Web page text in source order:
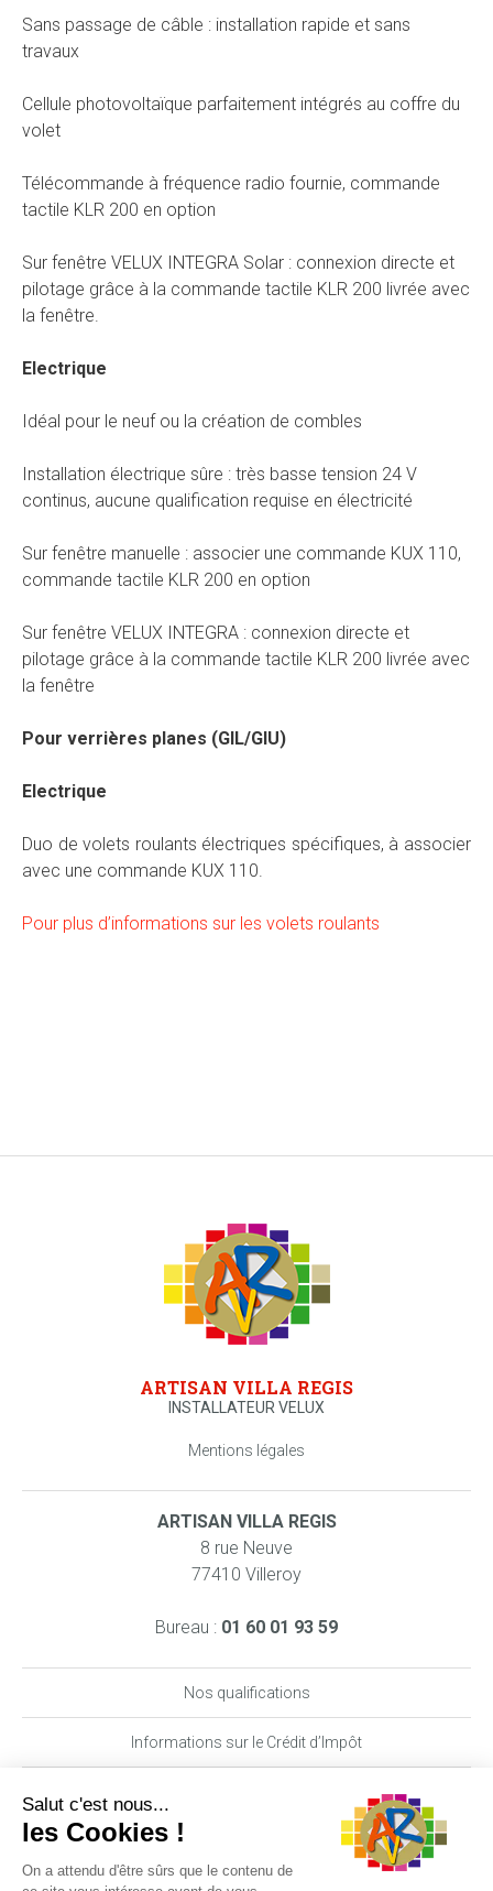
Sans passage de câble : installation rapide et sans
travaux
Cellule photovoltaïque parfaitement intégrés au coffre du
volet
Télécommande à fréquence radio fournie, commande
tactile KLR 200 en option
Sur fenêtre VELUX INTEGRA Solar : connexion directe et
pilotage grâce à la commande tactile KLR 200 livrée avec
la fenêtre.
Electrique
Idéal pour le neuf ou la création de combles
Installation électrique sûre : très basse tension 24 V
continus, aucune qualification requise en électricité
Sur fenêtre manuelle : associer une commande KUX 110,
commande tactile KLR 200 en option
Sur fenêtre VELUX INTEGRA : connexion directe et
pilotage grâce à la commande tactile KLR 200 livrée avec
la fenêtre
Pour verrières planes (GIL/GIU)
Electrique
Duo de volets roulants électriques spécifiques, à associer
avec une commande KUX 110.
Pour plus d’informations sur les volets roulants
ARTISAN VILLA REGIS
INSTALLATEUR VELUX
Mentions légales
ARTISAN VILLA REGIS
8 rue Neuve
77410 Villeroy
Bureau : 01 60 01 93 59
Nos qualifications
Informations sur le Crédit d’Impôt